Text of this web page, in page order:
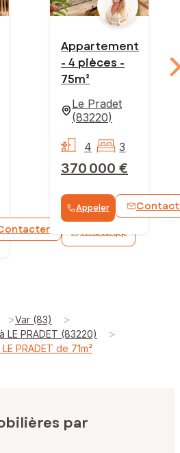
WhatsApp
Appartement
- 4 pièces -
75m²
Le Pradet
(83220)
370 000 €
4 3
Appeler
>Var (83) >
LE PRADET (83220) >
PRADET de 71m²
par